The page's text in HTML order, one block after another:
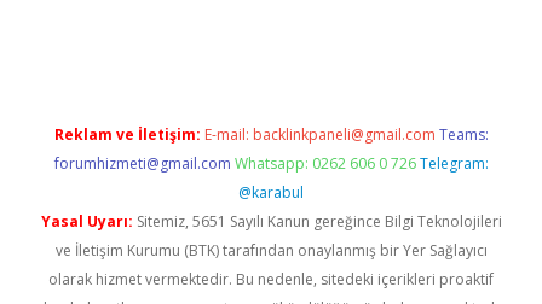
Reklam ve İletişim: E-mail: backlinkpaneli@gmail.com Teams:
forumhizmeti@gmail.com Whatsapp: 0262 606 0 726 Telegram:
@karabul
Yasal Uyarı: Sitemiz, 5651 Sayılı Kanun gereğince Bilgi Teknolojileri
ve İletişim Kurumu (BTK) tarafından onaylanmış bir Yer Sağlayıcı
olarak hizmet vermektedir. Bu nedenle, sitedeki içerikleri proaktif